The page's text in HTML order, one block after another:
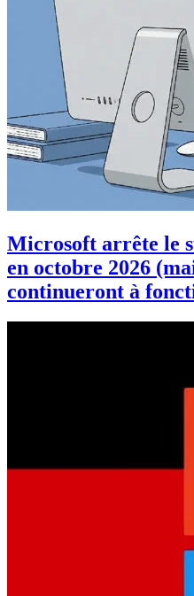
Microsoft arrête le
en octobre 2026
continueront à